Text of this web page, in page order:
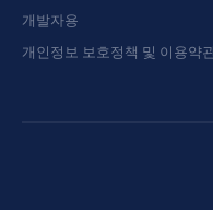
개발자용
개인정보 보호정책 및 이용약